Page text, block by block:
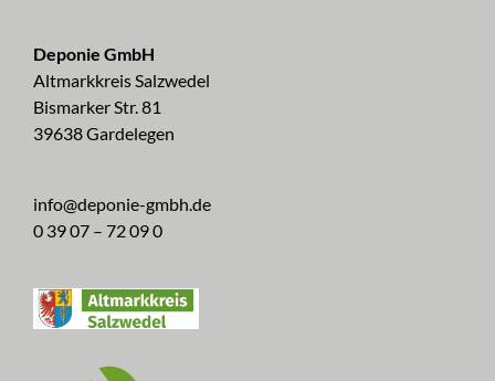
Deponie GmbH
Altmarkkreis Salzwedel
Bismarker Str. 81
39638 Gardelegen
info@deponie-gmbh.de
0 39 07 – 72 09 0